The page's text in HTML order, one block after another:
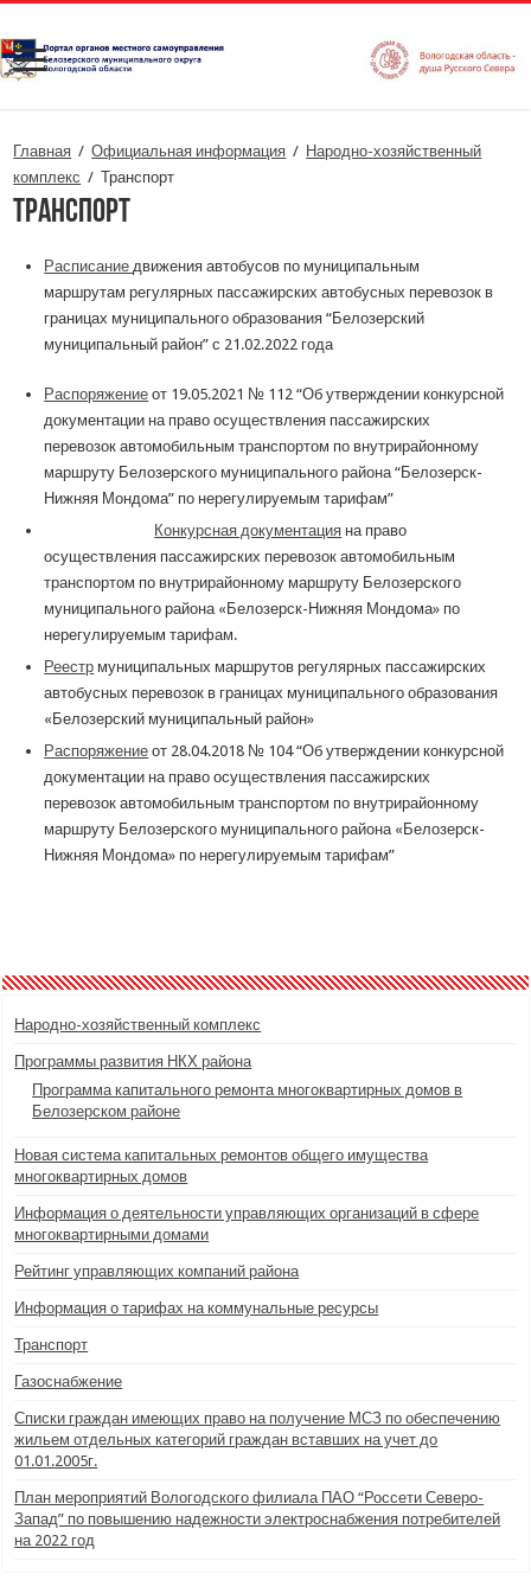
Главная / Официальная информация / Народно-хозяйственный
комплекс / Транспорт
Транспорт
Расписаниедвижения автобусов по муниципальным
маршрутам регулярных пассажирских автобусных перевозок в
границах муниципального образования “Белозерский
муниципальный район” с 21.02.2022 года
Распоряжение от 19.05.2021 № 112 “Об утверждении конкурсной
документации на право осуществления пассажирских
перевозок автомобильным транспортом по внутрирайонному
маршруту Белозерского муниципального района “Белозерск-
Нижняя Мондома” по нерегулируемым тарифам”
Конкурсная документация на право
осуществления пассажирских перевозок автомобильным
транспортом по внутрирайонному маршруту Белозерского
муниципального района «Белозерск-Нижняя Мондома» по
нерегулируемым тарифам.
Реестр муниципальных маршрутов регулярных пассажирских
автобусных перевозок в границах муниципального образования
«Белозерский муниципальный район»
Распоряжение от 28.04.2018 № 104 “Об утверждении конкурсной
документации на право осуществления пассажирских
перевозок автомобильным транспортом по внутрирайонному
маршруту Белозерского муниципального района «Белозерск-
Нижняя Мондома» по нерегулируемым тарифам”
Народно-хозяйственный комплекс
Программы развития НКХ района
Программа капитального ремонта многоквартирных домов в
Белозерском районе
Новая система капитальных ремонтов общего имущества
многоквартирных домов
Информация о деятельности управляющих организаций в сфере
многоквартирными домами
Рейтинг управляющих компаний района
Информация о тарифах на коммунальные ресурсы
Транспорт
Газоснабжение
Списки граждан имеющих право на получение МСЗ по обеспечению
жильем отдельных категорий граждан вставших на учет до
01.01.2005г.
План мероприятий Вологодского филиала ПАО “Россети Северо-
Запад” по повышению надежности электроснабжения потребителей
на 2022 год